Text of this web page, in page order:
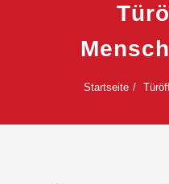
Startseite